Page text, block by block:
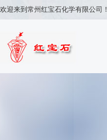
欢迎来到常州红宝石化学有限公司！